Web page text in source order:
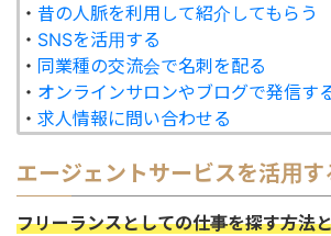
・ 昔の人脈を利用して紹介してもらう
・ SNSを活用する
・ 同業種の交流会で名刺を配る
・ オンラインサロンやブログで発信す
・ 求人情報に問い合わせる
エージェントサービスを活用す
フリーランスとしての仕事を探す方法